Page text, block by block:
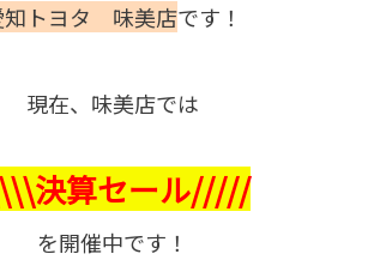
知トヨタ 味美店です！
現在、味美店では
決算セール/////
を開催中です！